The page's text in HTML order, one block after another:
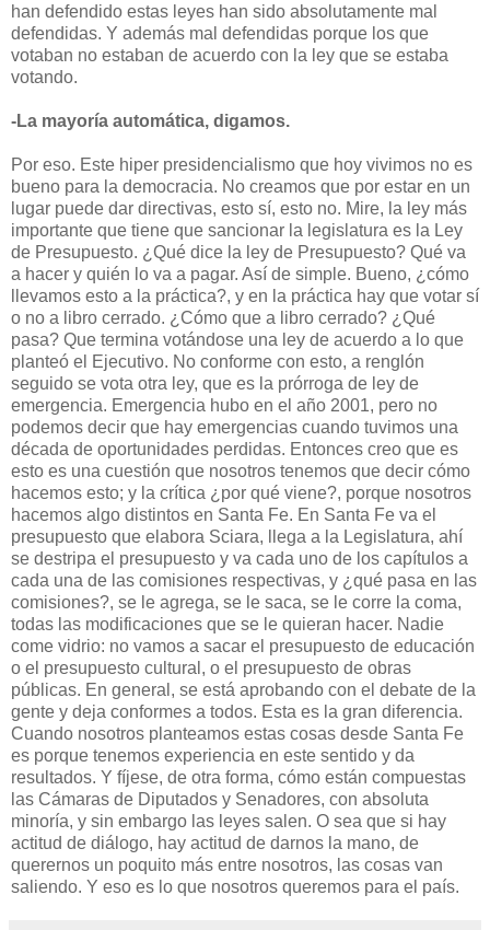
han defendido estas leyes han sido absolutamente mal
defendidas. Y además mal defendidas porque los que
votaban no estaban de acuerdo con la ley que se estaba
votando.
-La mayoría automática, digamos.
Por eso. Este hiper presidencialismo que hoy vivimos no es
bueno para la democracia. No creamos que por estar en un
lugar puede dar directivas, esto sí, esto no. Mire, la ley más
importante que tiene que sancionar la legislatura es la Ley
de Presupuesto. ¿Qué dice la ley de Presupuesto? Qué va
a hacer y quién lo va a pagar. Así de simple. Bueno, ¿cómo
llevamos esto a la práctica?, y en la práctica hay que votar sí
o no a libro cerrado. ¿Cómo que a libro cerrado? ¿Qué
pasa? Que termina votándose una ley de acuerdo a lo que
planteó el Ejecutivo. No conforme con esto, a renglón
seguido se vota otra ley, que es la prórroga de ley de
emergencia. Emergencia hubo en el año 2001, pero no
podemos decir que hay emergencias cuando tuvimos una
década de oportunidades perdidas. Entonces creo que es
esto es una cuestión que nosotros tenemos que decir cómo
hacemos esto; y la crítica ¿por qué viene?, porque nosotros
hacemos algo distintos en Santa Fe. En Santa Fe va el
presupuesto que elabora Sciara, llega a la Legislatura, ahí
se destripa el presupuesto y va cada uno de los capítulos a
cada una de las comisiones respectivas, y ¿qué pasa en las
comisiones?, se le agrega, se le saca, se le corre la coma,
todas las modificaciones que se le quieran hacer. Nadie
come vidrio: no vamos a sacar el presupuesto de educación
o el presupuesto cultural, o el presupuesto de obras
públicas. En general, se está aprobando con el debate de la
gente y deja conformes a todos. Esta es la gran diferencia.
Cuando nosotros planteamos estas cosas desde Santa Fe
es porque tenemos experiencia en este sentido y da
resultados. Y fíjese, de otra forma, cómo están compuestas
las Cámaras de Diputados y Senadores, con absoluta
minoría, y sin embargo las leyes salen. O sea que si hay
actitud de diálogo, hay actitud de darnos la mano, de
querernos un poquito más entre nosotros, las cosas van
saliendo. Y eso es lo que nosotros queremos para el país.